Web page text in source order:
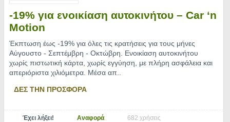
-19% για ενοικίαση αυτοκινήτου – Car ‘n
Motion
Έκπτωση έως -19% για όλες τις κρατήσεις για τους μήνες
Αύγουστο - Σεπτέμβρη - Οκτώβρη. Ενοικίαση αυτοκινήτου
χωρίς πιστωτική κάρτα, χωρίς εγγύηση, με πλήρη ασφάλεια και
απεριόριστα χιλιόμετρα. Μέσα απ
ΔΕΣ ΤΗΝ ΠΡΟΣΦΟΡΑ
Έχει λήξει! Αναφορά 682 χρήσεις